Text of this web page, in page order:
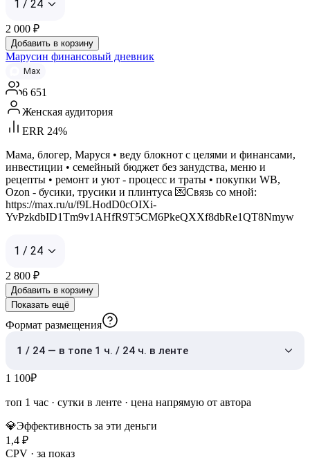
1 / 24
2 000 ₽
Добавить в корзину
Марусин финансовый дневник
Max
6 651
Женская аудитория
ERR 24%
Мама, блогер, Маруся • веду блокнот с целями и финансами,
инвестиции • семейный бюджет без занудства, меню и
рецепты • ремонт и уют - процесс и траты • покупки WB,
Ozon - бусики, трусики и плинтуса 💌Связь со мной:
https://max.ru/u/f9LHodD0cOIXi-
YvPzkdbID1Tm9v1AHfR9T5CM6PkeQXXf8dbRe1QT8Nmyw
1 / 24
2 800 ₽
Добавить в корзину
Показать ещё
Формат размещения
1 / 24 — в топе 1 ч. / 24 ч. в ленте
1 100₽
топ 1 час · сутки в ленте · цена напрямую от автора
💎Эффективность за эти деньги
1,4 ₽
CPV · за показ